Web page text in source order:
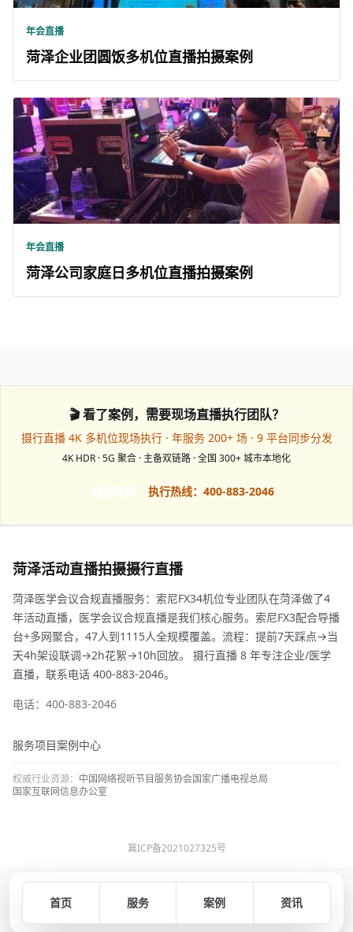
年会直播
菏泽企业团圆饭多机位直播拍摄案例
年会直播
菏泽公司家庭日多机位直播拍摄案例
🎬 看了案例，需要现场直播执行团队？
摄行直播 4K 多机位现场执行 · 年服务 200+ 场 · 9 平台同步分发
4K HDR · 5G 聚合 · 主备双链路 · 全国 300+ 城市本地化
执行热线：400-883-2046
菏泽活动直播拍摄摄行直播
菏泽医学会议合规直播服务：索尼FX34机位专业团队在菏泽做了4
年活动直播，医学会议合规直播是我们核心服务。索尼FX3配合导播
台+多网聚合，47人到1115人全规模覆盖。流程：提前7天踩点→当
天4h架设联调→2h花絮→10h回放。 摄行直播 8 年专注企业/医学
直播，联系电话 400-883-2046。
电话：400-883-2046
服务项目案例中心
权威行业资源： 中国网络视听节目服务协会国家广播电视总局
国家互联网信息办公室
冀ICP备2021027325号
首页 服务 案例 资讯